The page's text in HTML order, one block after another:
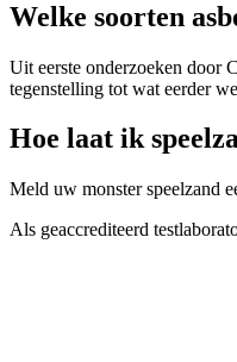
Welke soorten
Uit eerste onderzoeken door
tegenstelling tot wat eerder
Hoe laat ik
Meld uw monster speelzand
Als geaccrediteerd